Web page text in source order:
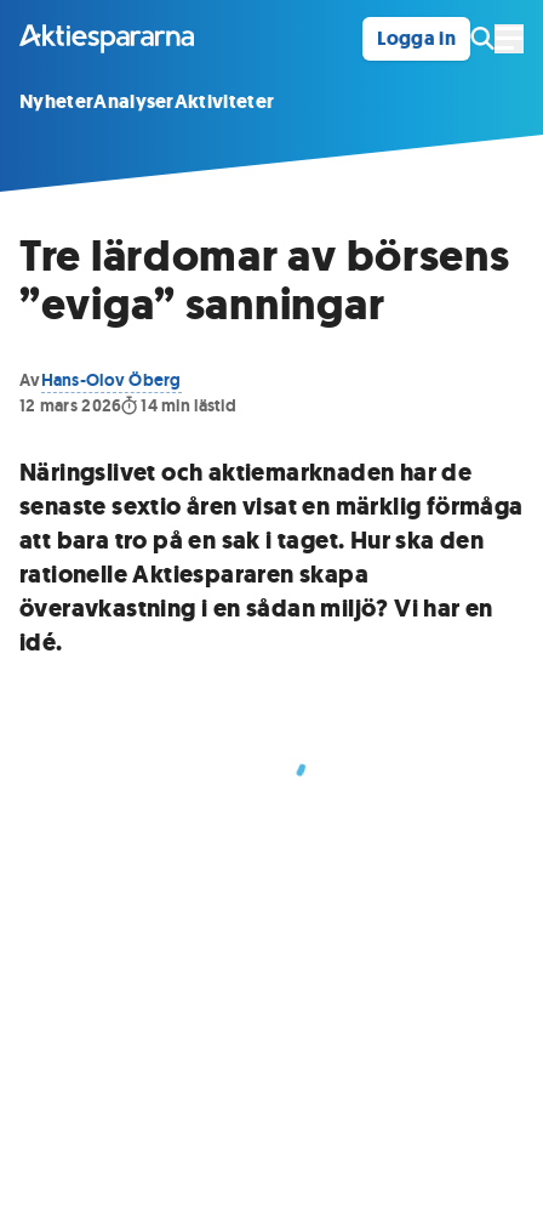
Logga in
NyheterAnalyserAktiviteter
Tre lärdomar av börsens
”eviga” sanningar
AvHans-Olov Öberg
12 mars 2026
14min lästid
Näringslivet och aktiemarknaden har de
senaste sextio åren visat en märklig förmåga
att bara tro på en sak i taget. Hur ska den
rationelle Aktiespararen skapa
överavkastning i en sådan miljö? Vi har en
idé.